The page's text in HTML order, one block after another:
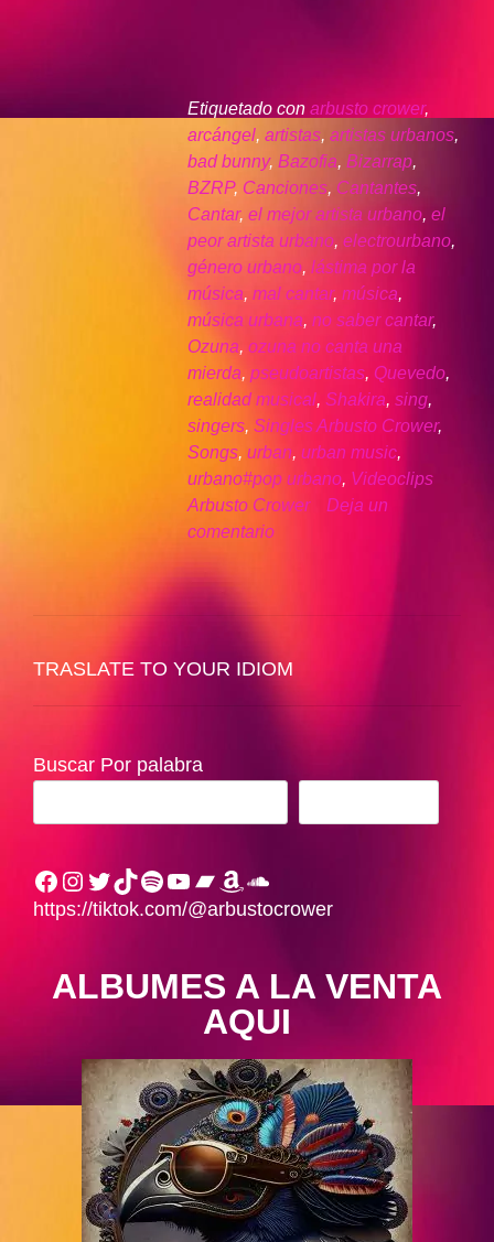
Etiquetado con arbusto crower,
arcángel, artistas, artistas urbanos,
bad bunny, Bazofia, Bizarrap,
BZRP, Canciones, Cantantes,
Cantar, el mejor artista urbano, el
peor artista urbano, electrourbano,
género urbano, lástima por la
música, mal cantar, música,
música urbana, no saber cantar,
Ozuna, ozuna no canta una
mierda, pseudoartistas, Quevedo,
realidad musical, Shakira, sing,
singers, Singles Arbusto Crower,
Songs, urban, urban music,
urbano#pop urbano, Videoclips
Arbusto Crower
Deja un
comentario
TRASLATE TO YOUR IDIOM
Buscar Por palabra
Facebook
Instagram
Twitter
TikTok
Spotify
YouTube
Bandcamp
Amazon
SoundCloud
https://tiktok.com/@arbustocrower
ALBUMES A LA VENTA
AQUI